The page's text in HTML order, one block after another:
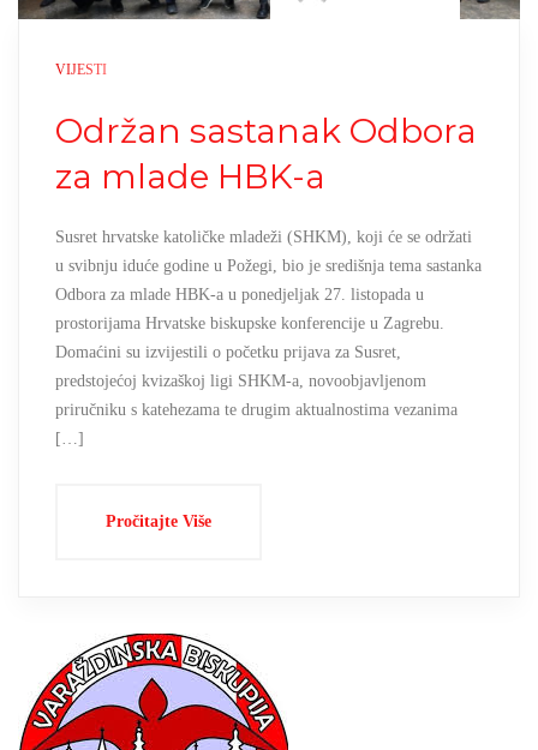
VIJESTI
Održan sastanak Odbora
za mlade HBK-a
Susret hrvatske katoličke mladeži (SHKM), koji će se održati
u svibnju iduće godine u Požegi, bio je središnja tema sastanka
Odbora za mlade HBK-a u ponedjeljak 27. listopada u
prostorijama Hrvatske biskupske konferencije u Zagrebu.
Domaćini su izvijestili o početku prijava za Susret,
predstojećoj kvizaškoj ligi SHKM-a, novoobjavljenom
priručniku s katehezama te drugim aktualnostima vezanima
[…]
Pročitajte Više